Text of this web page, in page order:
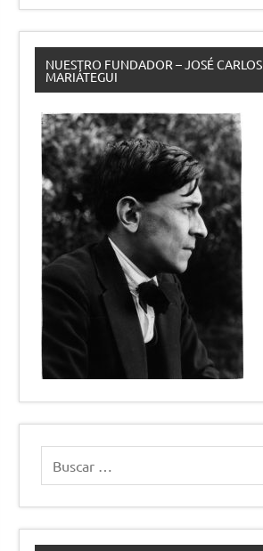
NUESTRO FUNDADOR – JOSÉ CARLOS
MARIÁTEGUI